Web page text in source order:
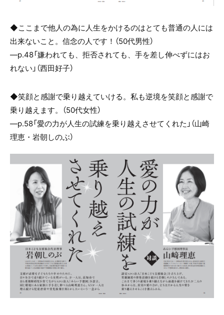
◆ここまで他人の為に人生をかけるのはとても普通の人には
出来ないこと。信念の人です！（50代男性）
―p.48「嫌われても、拒否されても、手を差し伸べずにはお
れない」（西田好子）
◆笑顔と感謝で乗り越えていける。私も逆境を笑顔と感謝で
乗り越えます。（50代女性）
―p.58「愛の力が人生の試練を乗り越えさせてくれた」（山崎
理恵・岩朝しのぶ）